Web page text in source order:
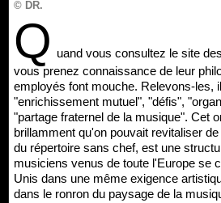
© DR.
Q uand vous consultez le site
vous prenez connaissance de leur
employés font mouche. Relevons-les,
"enrichissement mutuel", "défis",
"partage fraternel de la musique". Cet
brillamment qu'on pouvait revitaliser
du répertoire sans chef, est une
musiciens venus de toute l'Europe se
Unis dans une même exigence
dans le ronron du paysage de la